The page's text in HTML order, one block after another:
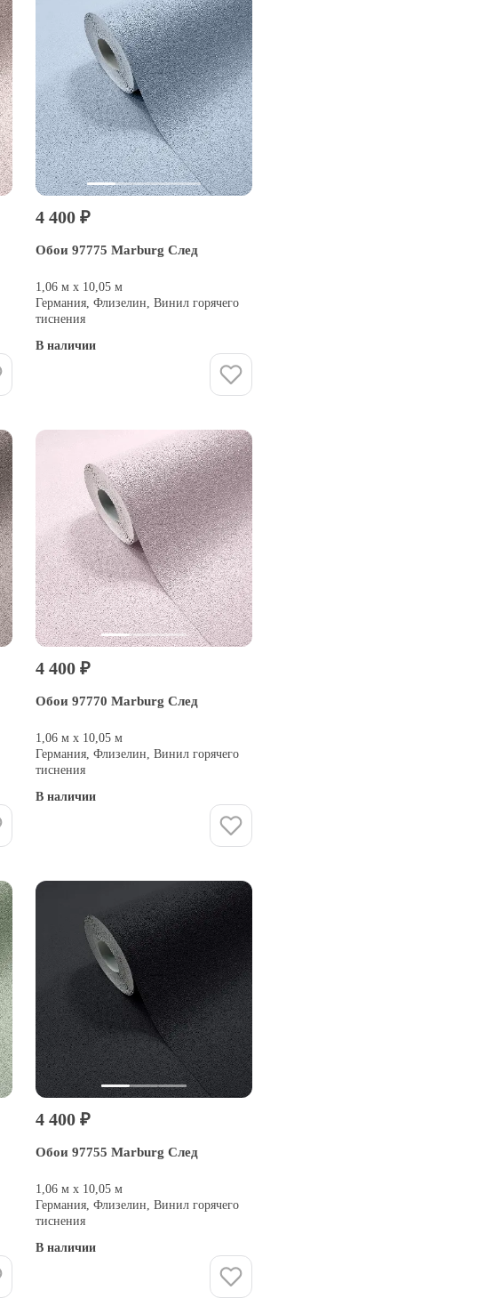
4 400 ₽
Обои 97775 Marburg След
1,06 м х 10,05 м
Германия, Флизелин, Винил горячего
тиснения
В наличии
4 400 ₽
Обои 97770 Marburg След
1,06 м х 10,05 м
Германия, Флизелин, Винил горячего
тиснения
В наличии
4 400 ₽
Обои 97755 Marburg След
1,06 м х 10,05 м
Германия, Флизелин, Винил горячего
тиснения
В наличии